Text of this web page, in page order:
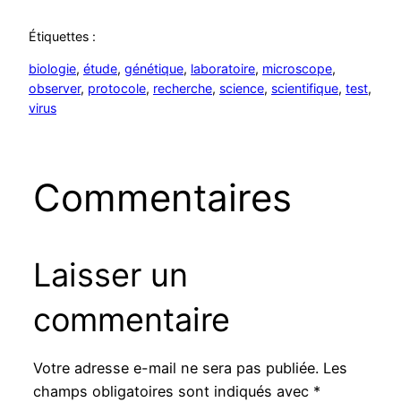
Étiquettes :
biologie, étude, génétique, laboratoire, microscope
observer, protocole, recherche, science, scientifique, test
virus
Commentaires
Laisser un
commentaire
Votre adresse e-mail ne sera pas publiée. Les
champs obligatoires sont indiqués avec *